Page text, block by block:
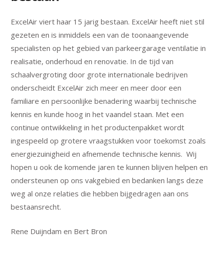
ExcelAir viert haar 15 jarig bestaan. ExcelAir heeft niet stil
gezeten en is inmiddels een van de toonaangevende
specialisten op het gebied van parkeergarage ventilatie in
realisatie, onderhoud en renovatie. In de tijd van
schaalvergroting door grote internationale bedrijven
onderscheidt ExcelAir zich meer en meer door een
familiare en persoonlijke benadering waarbij technische
kennis en kunde hoog in het vaandel staan. Met een
continue ontwikkeling in het productenpakket wordt
ingespeeld op grotere vraagstukken voor toekomst zoals
energiezuinigheid en afnemende technische kennis. Wij
hopen u ook de komende jaren te kunnen blijven helpen en
ondersteunen op ons vakgebied en bedanken langs deze
weg al onze relaties die hebben bijgedragen aan ons
bestaansrecht.
Rene Duijndam en Bert Bron